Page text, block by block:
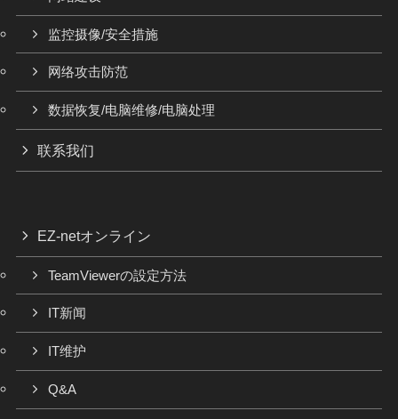
监控摄像/安全措施
网络攻击防范
数据恢复/电脑维修/电脑处理
联系我们
EZ-netオンライン
TeamViewerの設定方法
IT新闻
IT维护
Q&A